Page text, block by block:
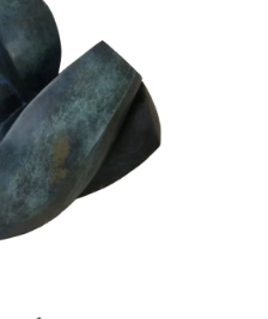
II
- CREST